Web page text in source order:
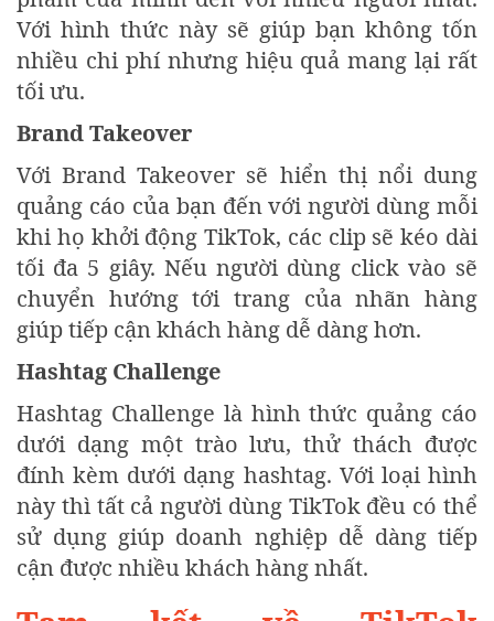
Với hình thức này sẽ giúp bạn không tốn
nhiều chi phí nhưng hiệu quả mang lại rất
tối ưu.
Brand Takeover
Với Brand Takeover sẽ hiển thị nổi dung
quảng cáo của bạn đến với người dùng mỗi
khi họ khởi động TikTok, các clip sẽ kéo dài
tối đa 5 giây. Nếu người dùng click vào sẽ
chuyển hướng tới trang của nhãn hàng
giúp tiếp cận khách hàng dễ dàng hơn.
Hashtag Challenge
Hashtag Challenge là hình thức quảng cáo
dưới dạng một trào lưu, thử thách được
đính kèm dưới dạng hashtag. Với loại hình
này thì tất cả người dùng TikTok đều có thể
sử dụng giúp doanh nghiệp dễ dàng tiếp
cận được nhiều khách hàng nhất.